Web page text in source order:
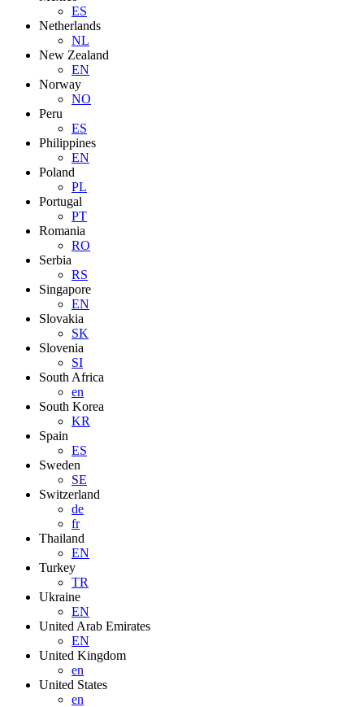
ES
Netherlands
NL
New Zealand
EN
Norway
NO
Peru
ES
Philippines
EN
Poland
PL
Portugal
PT
Romania
RO
Serbia
RS
Singapore
EN
Slovakia
SK
Slovenia
SI
South Africa
en
South Korea
KR
Spain
ES
Sweden
SE
Switzerland
de
fr
Thailand
EN
Turkey
TR
Ukraine
EN
United Arab Emirates
EN
United Kingdom
en
United States
en